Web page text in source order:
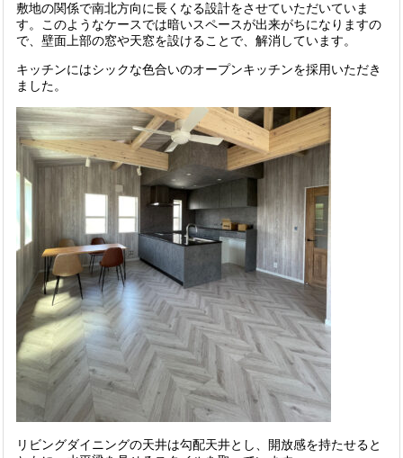
敷地の関係で南北方向に長くなる設計をさせていただいていま
す。このようなケースでは暗いスペースが出来がちになりますの
で、壁面上部の窓や天窓を設けることで、解消しています。
キッチンにはシックな色合いのオープンキッチンを採用いただき
ました。
リビングダイニングの天井は勾配天井とし、開放感を持たせると